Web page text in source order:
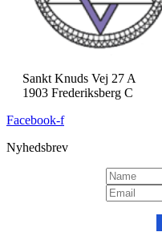
Sankt Knuds Vej 27 A
1903 Frederiksberg C
Facebook-f
Nyhedsbrev